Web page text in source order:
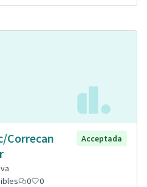
Correcan
Acceptada
0 0